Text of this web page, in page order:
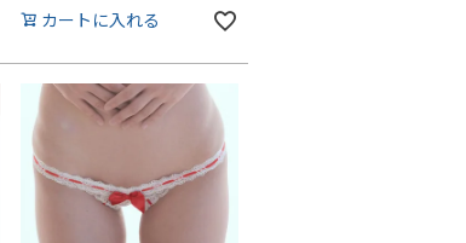
カートに入れる